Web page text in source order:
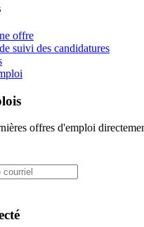
offre
suivi des candidatures
offres d'emploi